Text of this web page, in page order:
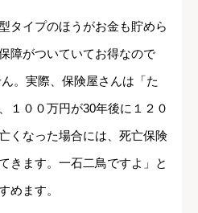
タイプのほうがお金も貯めら
障がついていてお得なので
。実際、保険屋さんは「た
１００万円が30年後に１２０
くなった場合には、死亡保険
きます。一石二鳥ですよ」と
めます。